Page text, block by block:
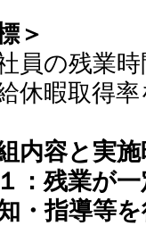
＞
員の残業
休暇取得
内容と実
：残業が
・指導等